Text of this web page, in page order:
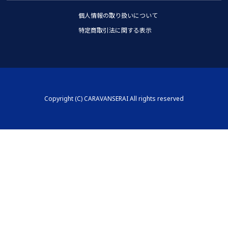
個人情報の取り扱いについて
特定商取引法に関する表示
Copyright (C) CARAVANSERAI All rights reserved